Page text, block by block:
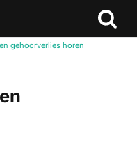
Zoeken
gehoorverlies horen
Zoeken